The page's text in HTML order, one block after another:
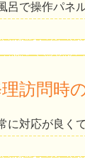
呂で操作パネ
訪問時
に対応が良く